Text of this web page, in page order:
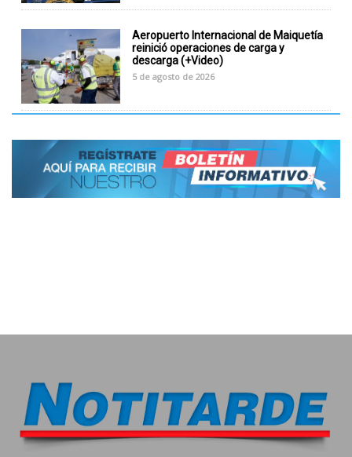
Aeropuerto Internacional de Maiquetía
reinició operaciones de carga y
descarga (+Video)
5 de agosto de 2026